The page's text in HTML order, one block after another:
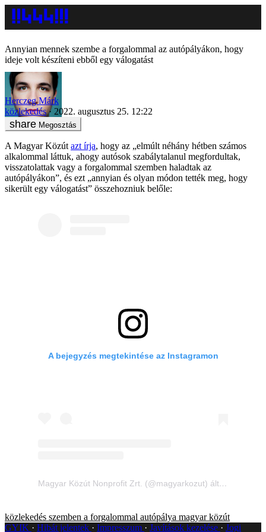
Annyian mennek szembe a forgalommal az autópályákon, hogy
ideje volt készíteni ebből egy válogatást
Herczeg Márk
közlekedés
2022. augusztus 25. 12:22
Megosztás
A Magyar Közút azt írja, hogy az „elmúlt néhány hétben számos
alkalommal láttuk, ahogy autósok szabálytalanul megfordultak,
visszatolattak vagy a forgalommal szemben haladtak az
autópályákon”, és ezt „annyian és olyan módon tették meg, hogy
sikerült egy válogatást” összehozniuk belőle:
A bejegyzés megtekintése az Instagramon
Magyar Közút Nonprofit Zrt. (@magyarkozut) által megosztott bejegyzés
közlekedés szemben a forgalommal autópálya magyar közút
GYIK
Hibát jelentek Impresszum Javítások kezelése Jogi